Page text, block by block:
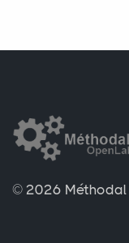
© 2026 Méthodal